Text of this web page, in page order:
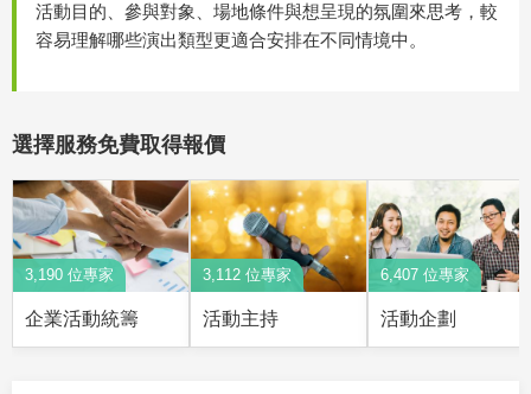
活動目的、參與對象、場地條件與想呈現的氛圍來思考，較
容易理解哪些演出類型更適合安排在不同情境中。
選擇服務免費取得報價
3,190 位專家
企業活動統籌
3,112 位專家
活動主持
6,407 位專家
活動企劃